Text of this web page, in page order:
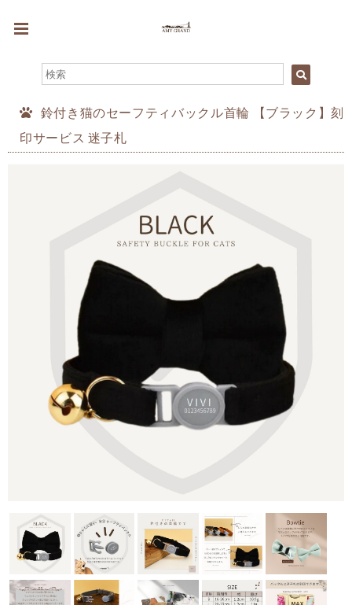
鈴付き猫のセーフティバックル首輪 【ブラック】刻
印サービス 迷子札